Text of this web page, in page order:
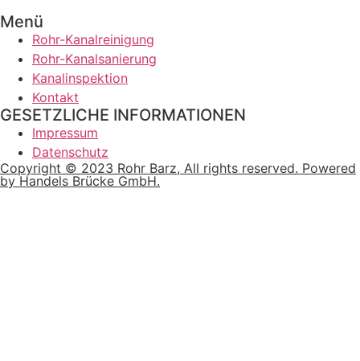
Menü
Rohr-Kanalreinigung
Rohr-Kanalsanierung
Kanalinspektion
Kontakt
GESETZLICHE INFORMATIONEN
Impressum
Datenschutz
Copyright © 2023 Rohr Barz, All rights reserved. Powered
by Handels Brücke GmbH.